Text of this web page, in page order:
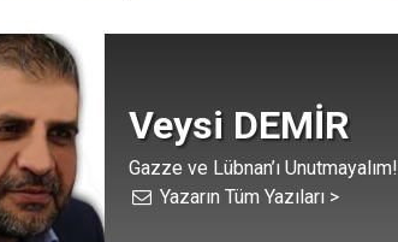
Veysi DEMİR
Gazze ve Lübnan’ı Unutmayalım!
Yazarın Tüm Yazıları >